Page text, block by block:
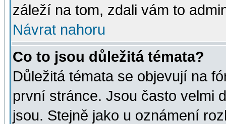
záleží na tom, zdali vám to
Návrat nahoru
Co to jsou důležitá témata?
Důležitá témata se objevují na
první stránce. Jsou často velmi
jsou. Stejně jako u oznámení